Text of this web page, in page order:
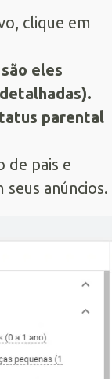
clique em
eles
parental
de pais e
seus anúncios.